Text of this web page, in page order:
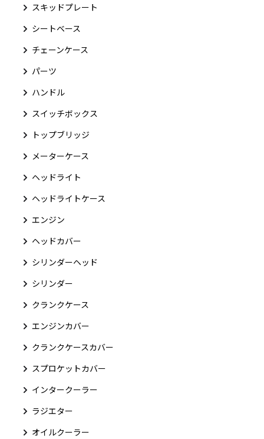
スキッドプレート
シートベース
チェーンケース
パーツ
ハンドル
スイッチボックス
トップブリッジ
メーターケース
ヘッドライト
ヘッドライトケース
エンジン
ヘッドカバー
シリンダーヘッド
シリンダー
クランクケース
エンジンカバー
クランクケースカバー
スプロケットカバー
インタークーラー
ラジエター
オイルクーラー